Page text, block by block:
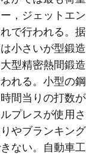
，ジェットエン
で行われる。据
小さいが型鍛造
型精密熱間鍛造
れる。小型の鋼
間当りの打数が
プレスが使用さ
やブランキング
ない。自動車工